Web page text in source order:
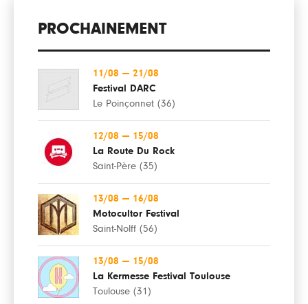
PROCHAINEMENT
11/08 — 21/08
Festival DARC
Le Poinçonnet (36)
12/08 — 15/08
La Route Du Rock
Saint-Père (35)
13/08 — 16/08
Motocultor Festival
Saint-Nolff (56)
13/08 — 15/08
La Kermesse Festival Toulouse
Toulouse (31)